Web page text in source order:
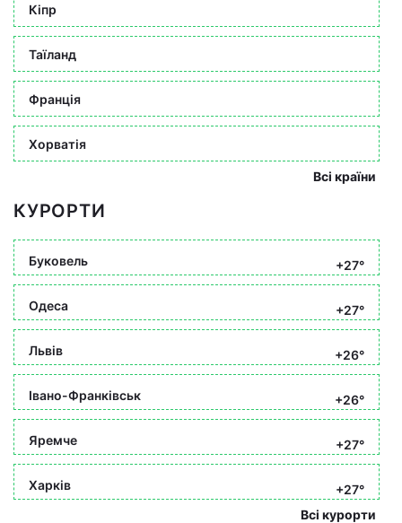
Кіпр
Таїланд
Франція
Хорватія
Всі країни
КУРОРТИ
Буковель +27°
Одеса +27°
Львів +26°
Івано-Франківськ +26°
Яремче +27°
Харків
+27°
Всі курорти